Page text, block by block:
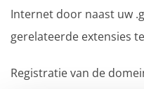
Internet door naast uw
gerelateerde extensies
Registratie van de